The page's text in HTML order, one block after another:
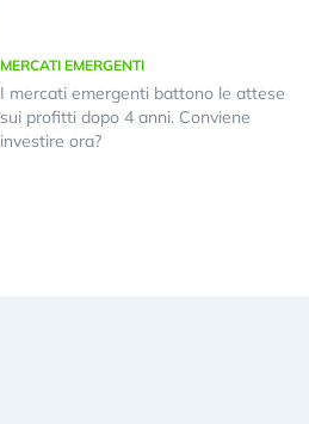
MERCATI EMERGENTI
I mercati emergenti battono le attese
sui profitti dopo 4 anni. Conviene
investire ora?